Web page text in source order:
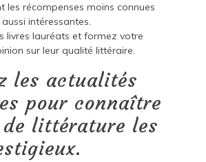
les récompenses moins connues
intéressantes.
livres lauréats et formez votre
sur leur qualité littéraire.
les actualités
pour connaître
littérature les